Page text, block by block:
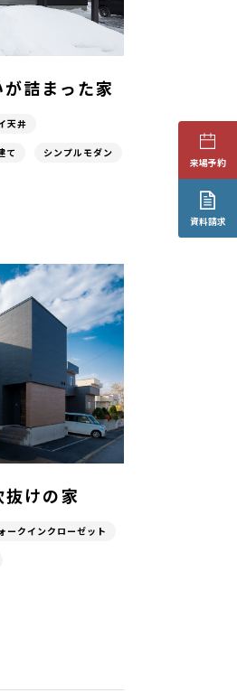
詰まった家
天井
て シンプルモダン
けの家
ークインクローゼット
来場予約
資料請求